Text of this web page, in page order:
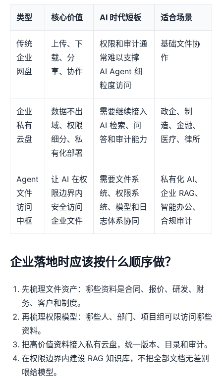
类型 核心价值 AI 时代短板 适合场景
传统
企业
网盘
上传、下
载、分
享、协作
权限和审计通
常难以支撑
AI Agent 细
粒度访问
基础文件协
作
企业
私有
云盘
数据不出
域、权限
细分、私
有化部署
需要继续接入
AI 检索、问
答和审计能力
政企、制
造、金融、
医疗、律所
Agent
文件
访问
中枢
让 AI 在权
限边界内
安全访问
企业文件
需要文件系
统、权限系
统、模型和日
志体系协同
私有化 AI、
企业 RAG、
智能办公、
合规审计
企业落地时应该按什么顺序做？
先梳理文件资产：哪些资料是合同、报价、研发、财
务、客户和制度。
再梳理权限模型：哪些人、部门、项目组可以访问哪些
资料。
把高价值资料接入私有云盘，统一版本、目录和审计。
在权限边界内建设 RAG 知识库，不把全部文档无差别
喂给模型。